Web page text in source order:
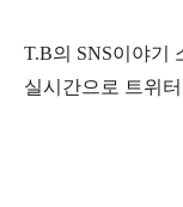
T.B의 SNS이야기
실시간으로 트위